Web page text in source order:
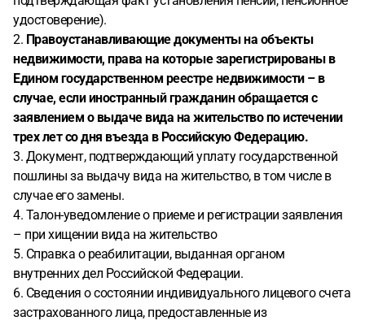
удостоверение).
2. Правоустанавливающие документы на объекты
недвижимости, права на которые зарегистрированы в
Едином государственном реестре недвижимости – в
случае, если иностранный гражданин обращается с
заявлением о выдаче вида на жительство по истечении
трех лет со дня въезда в Российскую Федерацию.
3. Документ, подтверждающий уплату государственной
пошлины за выдачу вида на жительство, в том числе в
случае его замены.
4. Талон-уведомление о приеме и регистрации заявления
– при хищении вида на жительство
5. Справка о реабилитации, выданная органом
внутренних дел Российской Федерации.
6. Сведения о состоянии индивидуального лицевого счета
застрахованного лица, предоставленные из